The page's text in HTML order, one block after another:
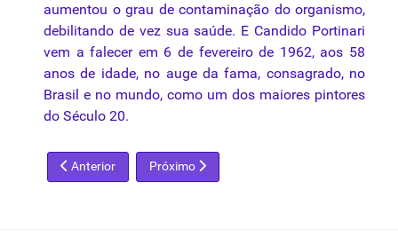
aumentou o grau de contaminação do organismo,
debilitando de vez sua saúde. E Candido Portinari
vem a falecer em 6 de fevereiro de 1962, aos 58
anos de idade, no auge da fama, consagrado, no
Brasil e no mundo, como um dos maiores pintores
do Século 20.
Artigo anterior: Campos Ayres
Anterior Próximo artigo: Carlos Araújo
Próximo